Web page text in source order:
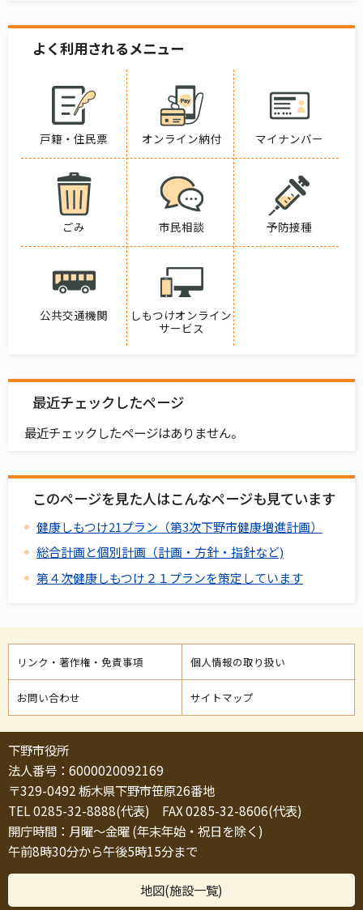
よく利用されるメニュー
戸籍・住民票 オンライン納付 マイナンバー
ごみ 市民相談 予防接種
公共交通機関
しもつけオンライン
サービス
最近チェックしたページ
最近チェックしたページはありません。
このページを見た人はこんなページも見ています
健康しもつけ21プラン（第3次下野市健康増進計画）
総合計画と個別計画（計画・方針・指針など)
第４次健康しもつけ２１プランを策定しています
リンク・著作権・免責事項 個人情報の取り扱い
お問い合わせ サイトマップ
下野市役所
法人番号：6000020092169
〒329-0492 栃木県下野市笹原26番地
TEL 0285-32-8888(代表) FAX 0285-32-8606(代表)
開庁時間：月曜～金曜 (年末年始・祝日を除く)
午前8時30分から午後5時15分まで
地図(施設一覧)